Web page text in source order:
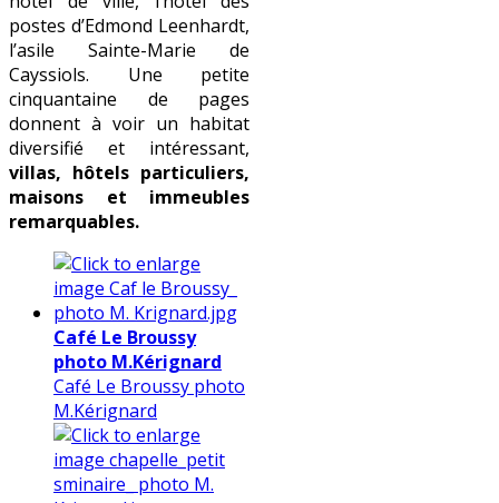
postes d’Edmond Leenhardt,
l’asile Sainte-Marie de
Cayssiols. Une petite
cinquantaine de pages
donnent à voir un habitat
diversifié et intéressant,
villas, hôtels particuliers,
maisons et immeubles
remarquables.
Café Le Broussy
photo M.Kérignard
Café Le Broussy photo
M.Kérignard